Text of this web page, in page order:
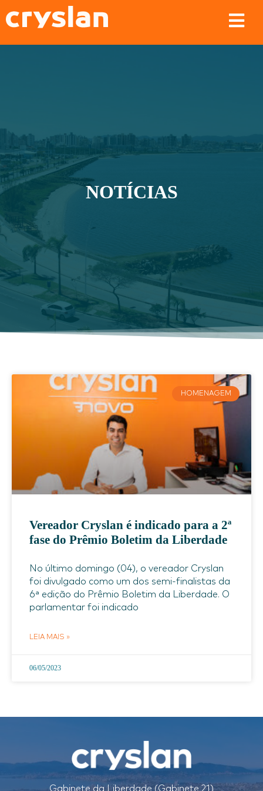
NOTÍCIAS
HOMENAGEM
Vereador Cryslan é indicado para a 2ª
fase do Prêmio Boletim da Liberdade
No último domingo (04), o vereador Cryslan
foi divulgado como um dos semi-finalistas da
6ª edição do Prêmio Boletim da Liberdade. O
parlamentar foi indicado
LEIA MAIS »
06/05/2023
Gabinete da Liberdade (Gabinete 21)